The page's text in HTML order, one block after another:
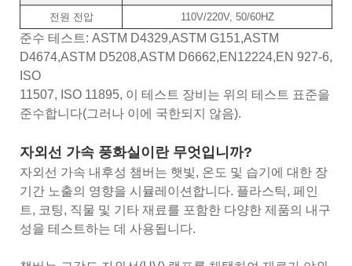
전원 전압
110V/220V, 50/60HZ
준수 테스트: ASTM D4329,ASTM G151,ASTM
D4674,ASTM D5208,ASTM D6662,EN12224,EN 927-6,
ISO
11507, ISO 11895, 이 테스트 장비는 위의 테스트 표준을
준수합니다(그러나 이에 국한되지 않음).
자외선 가속 풍화실이란 무엇입니까?
자외선 가속 내후성 챔버는 햇빛, 온도 및 습기에 대한 장
기간 노출의 영향을 시뮬레이션합니다. 플라스틱, 페인
트, 코팅, 직물 및 기타 재료를 포함한 다양한 제품의 내구
성을 테스트하는 데 사용됩니다.